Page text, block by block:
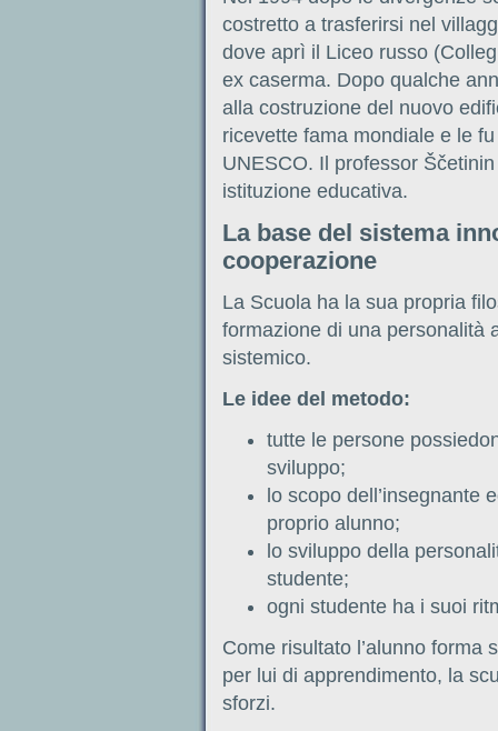
costretto a trasferirsi nel
dove aprì il Liceo russo
ex caserma. Dopo qualche
alla costruzione del nuovo
ricevette fama mondiale e le
UNESCO. Il professor
istituzione educativa.
La base del sistema
cooperazione
La Scuola ha la sua propria
formazione di una personalità
sistemico.
Le idee del metodo:
tutte le persone
sviluppo;
lo scopo dell’insegnante
proprio alunno;
lo sviluppo della
studente;
ogni studente ha i suoi
Come risultato l’alunno forma
per lui di apprendimento, la
sforzi.